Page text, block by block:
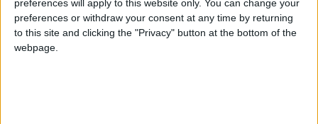
preferences will apply to this website only. You can change your
preferences or withdraw your consent at any time by returning
to this site and clicking the "Privacy" button at the bottom of the
webpage.
maggiore libertà e a costi più contenuti.